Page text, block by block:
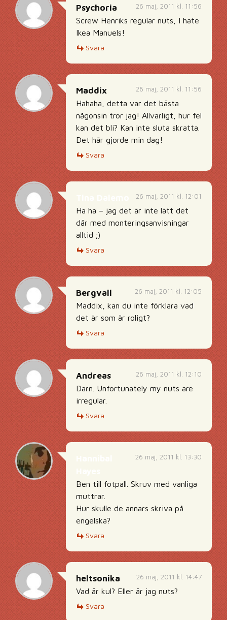
26 maj, 2011 kl. 11:56
Psychoria
Screw Henriks regular nuts, I hate
Ikea Manuels!
Svara
26 maj, 2011 kl. 11:56
Maddix
Hahaha, detta var det bästa
någonsin tror jag! Allvarligt, hur fel
kan det bli? Kan inte sluta skratta.
Det här gjorde min dag!
Svara
26 maj, 2011 kl. 12:01
Ha ha – jag det är inte lätt det
där med monteringsanvisningar
alltid ;)
Svara
26 maj, 2011 kl. 12:05
Bergvall
Maddix, kan du inte förklara vad
det är som är roligt?
Svara
26 maj, 2011 kl. 12:10
Andreas
Darn. Unfortunately my nuts are
irregular.
Svara
26 maj, 2011 kl. 13:30
Ben till fotpall. Skruv med vanliga
muttrar.
Hur skulle de annars skriva på
engelska?
Svara
26 maj, 2011 kl. 14:47
heltsonika
Vad är kul? Eller är jag nuts?
Svara